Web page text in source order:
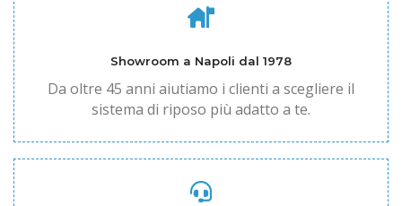
Showroom a Napoli dal 1978
Da oltre 45 anni aiutiamo i clienti a scegliere il
sistema di riposo più adatto a te.